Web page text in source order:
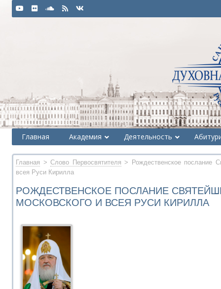
Главная Академия Деятельность
Главная > Слово Первосвятителя > Рождественское послание
всея Руси Кирилла
РОЖДЕСТВЕНСКОЕ ПОСЛАНИЕ
МОСКОВСКОГО И ВСЕЯ РУСИ КИРИЛЛА